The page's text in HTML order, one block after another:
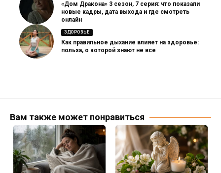
«Дом Дракона» 3 сезон, 7 серия: что показали
новые кадры, дата выхода и где смотреть
онлайн
ЗДОРОВЬЕ
Как правильное дыхание влияет на здоровье:
польза, о которой знают не все
Вам также может понравиться